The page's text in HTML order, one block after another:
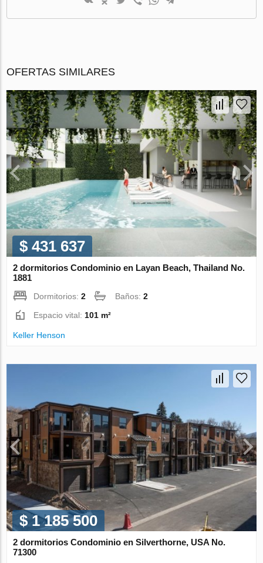
OFERTAS SIMILARES
$ 431 637
2 dormitorios Condominio en Layan Beach, Thailand No.
1881
Dormitorios:2 Baños:2
Espacio vital:101 m²
Keller Henson
$ 1 185 500
2 dormitorios Condominio en Silverthorne, USA No.
71300